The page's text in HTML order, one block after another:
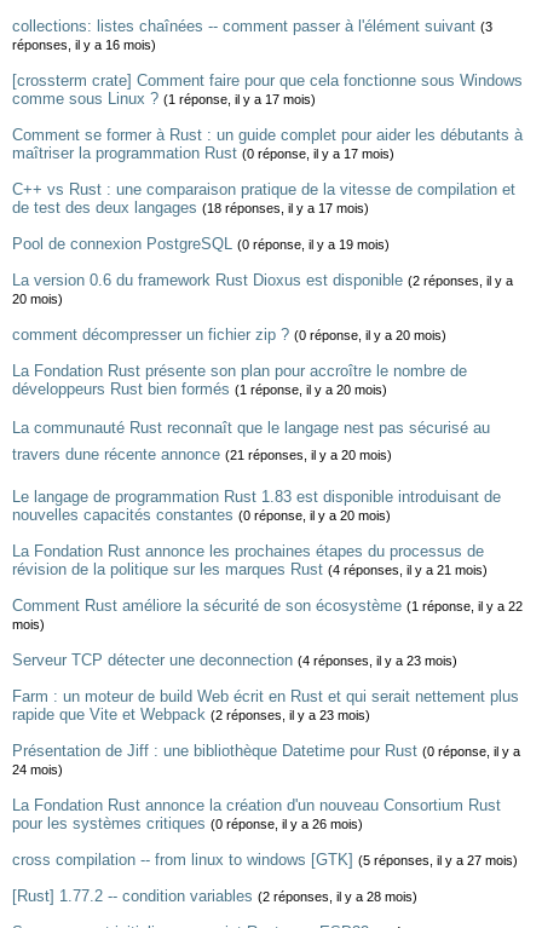
collections: listes chaînées -- comment passer à l'élément suivant (3
réponses, il y a 16 mois)
[crossterm crate] Comment faire pour que cela fonctionne sous Windows
comme sous Linux ? (1 réponse, il y a 17 mois)
Comment se former à Rust : un guide complet pour aider les débutants à
maîtriser la programmation Rust (0 réponse, il y a 17 mois)
C++ vs Rust : une comparaison pratique de la vitesse de compilation et
de test des deux langages (18 réponses, il y a 17 mois)
Pool de connexion PostgreSQL (0 réponse, il y a 19 mois)
La version 0.6 du framework Rust Dioxus est disponible (2 réponses, il y a
20 mois)
comment décompresser un fichier zip ? (0 réponse, il y a 20 mois)
La Fondation Rust présente son plan pour accroître le nombre de
développeurs Rust bien formés (1 réponse, il y a 20 mois)
La communauté Rust reconnaît que le langage nest pas sécurisé au
travers dune récente annonce (21 réponses, il y a 20 mois)
Le langage de programmation Rust 1.83 est disponible introduisant de
nouvelles capacités constantes (0 réponse, il y a 20 mois)
La Fondation Rust annonce les prochaines étapes du processus de
révision de la politique sur les marques Rust (4 réponses, il y a 21 mois)
Comment Rust améliore la sécurité de son écosystème (1 réponse, il y a 22
mois)
Serveur TCP détecter une deconnection (4 réponses, il y a 23 mois)
Farm : un moteur de build Web écrit en Rust et qui serait nettement plus
rapide que Vite et Webpack (2 réponses, il y a 23 mois)
Présentation de Jiff : une bibliothèque Datetime pour Rust (0 réponse, il y a
24 mois)
La Fondation Rust annonce la création d'un nouveau Consortium Rust
pour les systèmes critiques (0 réponse, il y a 26 mois)
cross compilation -- from linux to windows [GTK] (5 réponses, il y a 27 mois)
[Rust] 1.77.2 -- condition variables (2 réponses, il y a 28 mois)